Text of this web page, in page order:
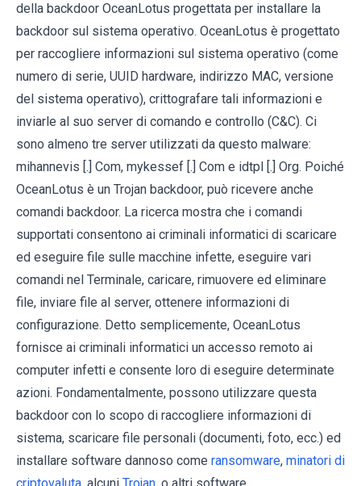
della backdoor OceanLotus progettata per installare la
backdoor sul sistema operativo. OceanLotus è progettato
per raccogliere informazioni sul sistema operativo (come
numero di serie, UUID hardware, indirizzo MAC, versione
del sistema operativo), crittografare tali informazioni e
inviarle al suo server di comando e controllo (C&C). Ci
sono almeno tre server utilizzati da questo malware:
mihannevis [.] Com, mykessef [.] Com e idtpl [.] Org. Poiché
OceanLotus è un Trojan backdoor, può ricevere anche
comandi backdoor. La ricerca mostra che i comandi
supportati consentono ai criminali informatici di scaricare
ed eseguire file sulle macchine infette, eseguire vari
comandi nel Terminale, caricare, rimuovere ed eliminare
file, inviare file al server, ottenere informazioni di
configurazione. Detto semplicemente, OceanLotus
fornisce ai criminali informatici un accesso remoto ai
computer infetti e consente loro di eseguire determinate
azioni. Fondamentalmente, possono utilizzare questa
backdoor con lo scopo di raccogliere informazioni di
sistema, scaricare file personali (documenti, foto, ecc.) ed
installare software dannoso come ransomware, minatori di
criptovaluta, alcuni Trojan, o altri software.